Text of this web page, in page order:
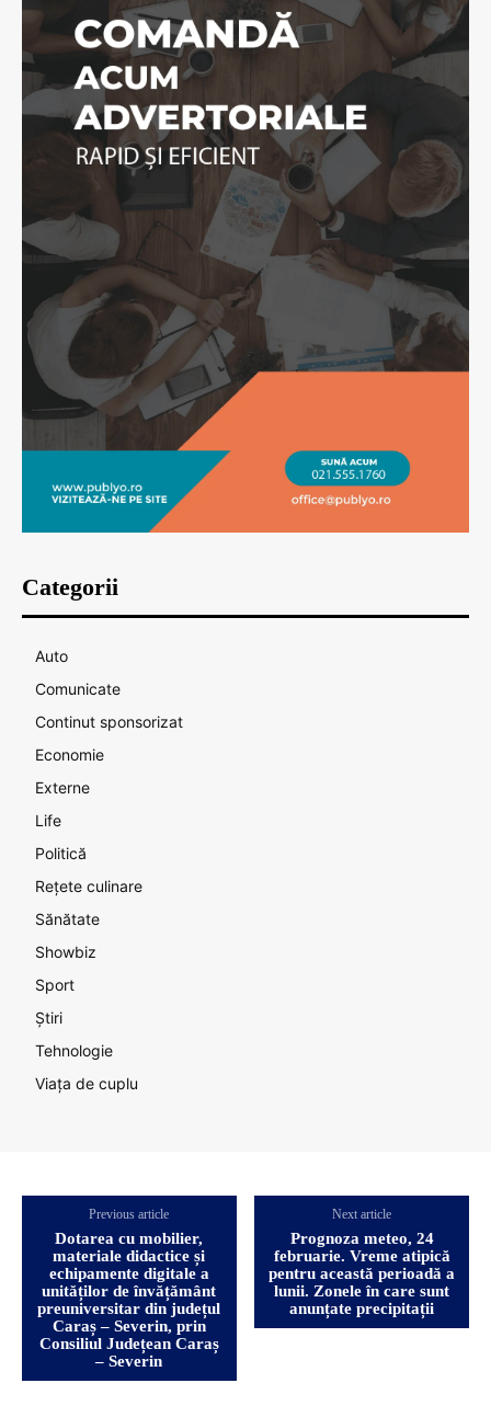
Categorii
Auto
Comunicate
Continut sponsorizat
Economie
Externe
Life
Politică
Rețete culinare
Sănătate
Showbiz
Sport
Știri
Tehnologie
Viața de cuplu
Previous article
Dotarea cu mobilier,
materiale didactice și
echipamente digitale a
unităților de învățământ
preuniversitar din județul
Caraș – Severin, prin
Consiliul Județean Caraș
– Severin
Next article
Prognoza meteo, 24
februarie. Vreme atipică
pentru această perioadă a
lunii. Zonele în care sunt
anunțate precipitații